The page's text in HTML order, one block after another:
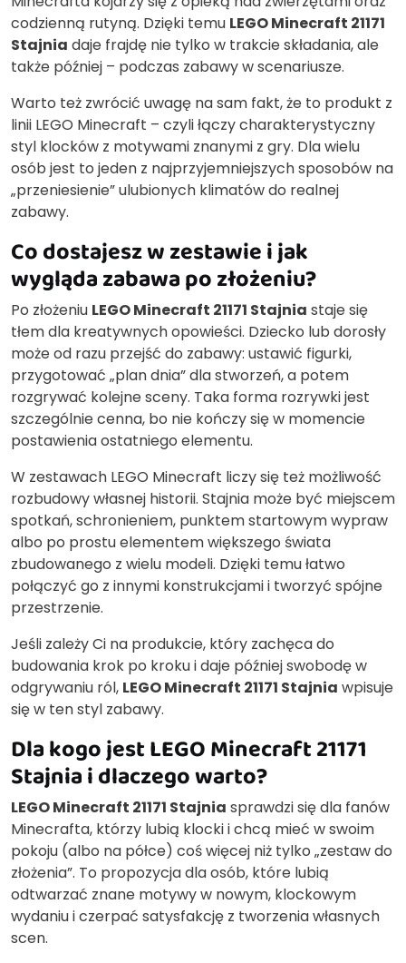
codzienną rutyną. Dzięki temu LEGO Minecraft 21171
Stajnia daje frajdę nie tylko w trakcie składania, ale
także później – podczas zabawy w scenariusze.
Warto też zwrócić uwagę na sam fakt, że to produkt z
linii LEGO Minecraft – czyli łączy charakterystyczny
styl klocków z motywami znanymi z gry. Dla wielu
osób jest to jeden z najprzyjemniejszych sposobów na
„przeniesienie” ulubionych klimatów do realnej
zabawy.
Co dostajesz w zestawie i jak
wygląda zabawa po złożeniu?
Po złożeniu LEGO Minecraft 21171 Stajnia staje się
tłem dla kreatywnych opowieści. Dziecko lub dorosły
może od razu przejść do zabawy: ustawić figurki,
przygotować „plan dnia” dla stworzeń, a potem
rozgrywać kolejne sceny. Taka forma rozrywki jest
szczególnie cenna, bo nie kończy się w momencie
postawienia ostatniego elementu.
W zestawach LEGO Minecraft liczy się też możliwość
rozbudowy własnej historii. Stajnia może być miejscem
spotkań, schronieniem, punktem startowym wypraw
albo po prostu elementem większego świata
zbudowanego z wielu modeli. Dzięki temu łatwo
połączyć go z innymi konstrukcjami i tworzyć spójne
przestrzenie.
Jeśli zależy Ci na produkcie, który zachęca do
budowania krok po kroku i daje później swobodę w
odgrywaniu ról, LEGO Minecraft 21171 Stajnia wpisuje
się w ten styl zabawy.
Dla kogo jest LEGO Minecraft 21171
Stajnia i dlaczego warto?
LEGO Minecraft 21171 Stajnia sprawdzi się dla fanów
Minecrafta, którzy lubią klocki i chcą mieć w swoim
pokoju (albo na półce) coś więcej niż tylko „zestaw do
złożenia”. To propozycja dla osób, które lubią
odtwarzać znane motywy w nowym, klockowym
wydaniu i czerpać satysfakcję z tworzenia własnych
scen.